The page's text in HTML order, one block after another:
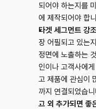
되어야 하는지를
에 제작되어야 합
타겟 세그먼트 강
장 어필되고 있는
정면에 노출하는
인이나 고객사에
고 제품에 관심이
까지 연결되었습
그 외 추가되면 좋